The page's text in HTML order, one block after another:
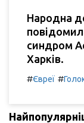
Народна
синдром
Харків.
#Євреї #